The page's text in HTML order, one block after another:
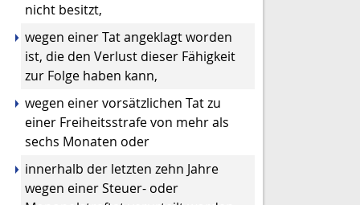
nicht besitzt,
wegen einer Tat angeklagt worden
ist, die den Verlust dieser Fähigkeit
zur Folge haben kann,
wegen einer vorsätzlichen Tat zu
einer Freiheitsstrafe von mehr als
sechs Monaten oder
innerhalb der letzten zehn Jahre
wegen einer Steuer- oder